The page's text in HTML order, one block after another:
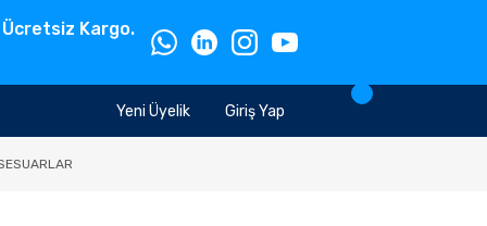
Kargo.
Giriş Yap
Yeni Üyelik